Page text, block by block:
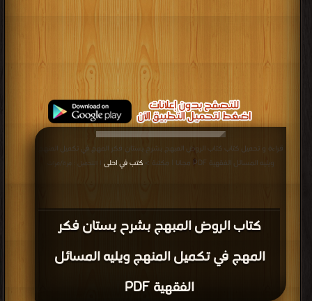
كتاب الروض المبهج بشرح بستان فكر
المهج في تكميل المنهج ويليه المسائل
الفقهية PDF
قراءة و تحميل كتاب كتاب الروض المبهج بشرح بستان فكر المهج في تكميل المنهج
ويليه المسائل الفقهية PDF مجانا | مكتبة >
كتب في احلى | التحميل : مرة/مرات